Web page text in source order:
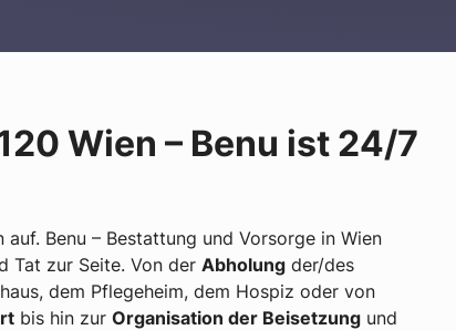
Wien – Benu ist 24/7
Benu – Bestattung und Vorsorge in Wien
Tat zur Seite. Von der Abholung der/des
dem Pflegeheim, dem Hospiz oder von
bis hin zur Organisation der Beisetzung und